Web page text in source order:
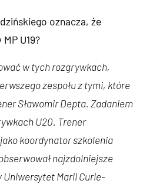
oznacza, że
U19?
w tych rozgrywkach,
zespołu z tymi, które
Sławomir Depta. Zadaniem
U20. Trener
koordynator szkolenia
najzdolniejsze
Uniwersytet Marii Curie-